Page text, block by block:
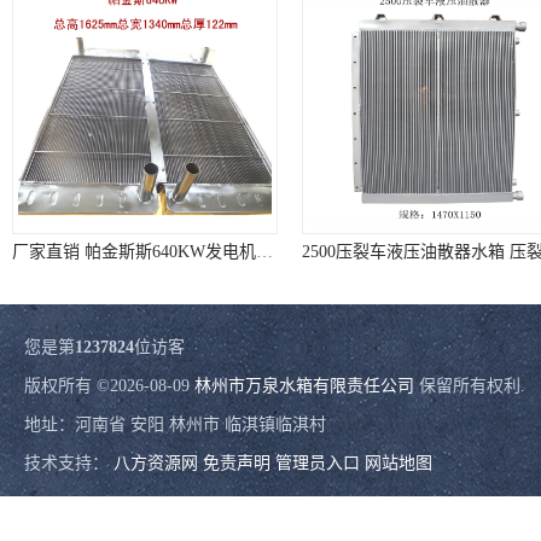
厂家直销 帕金斯斯640KW发电机机组散热器
您是第1237824位访客
版权所有 ©2026-08-09 林州市万泉水箱有限责任公司 保留所有权利.
地址：河南省 安阳 林州市 临淇镇临淇村
技术支持：八方资源网 免责声明 管理员入口 网站地图